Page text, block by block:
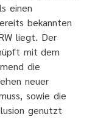
einen
bekannten
liegt. Der
mit dem
die
neuer
sowie die
genutzt